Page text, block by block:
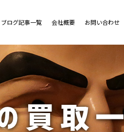
ブログ記事一覧 会社概要 お問い合わせ